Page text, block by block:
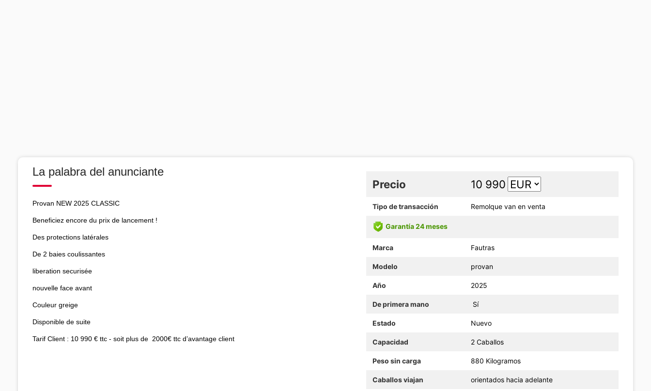
La palabra del anunciante
Provan NEW 2025 CLASSIC
Beneficiez encore du prix de lancement !
Des protections latérales
De 2 baies coulissantes
liberation securisée
nouvelle face avant
Couleur greige
Disponible de suite
Tarif Client : 10 990 € ttc - soit plus de 2000€ ttc d’avantage client
Precio 10 990
Tipo de transacción Remolque van en venta
Garantía 24 meses
Marca Fautras
Modelo provan
Año 2025
De primera mano Sí
Estado Nuevo
Capacidad 2 Caballos
Peso sin carga 880 Kilogramos
Caballos viajan orientados hacia adelante